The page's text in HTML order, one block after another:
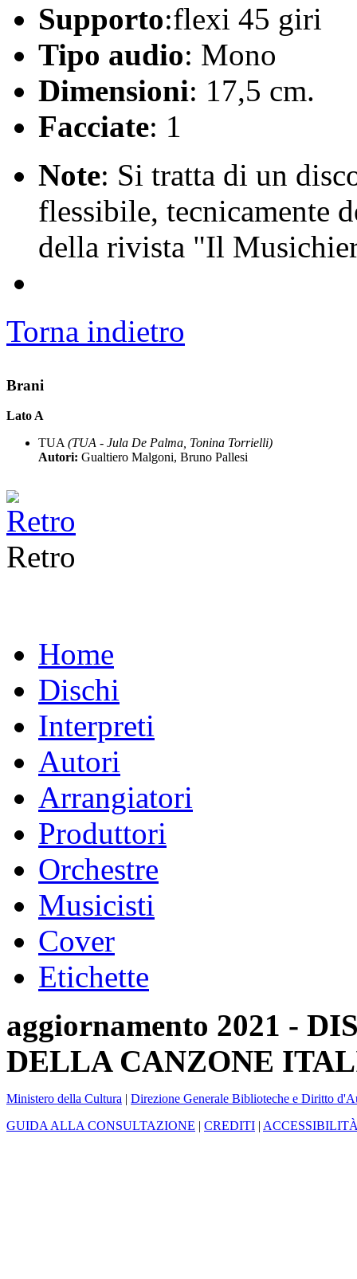
Supporto:flexi 45 giri
Tipo audio: Mono
Dimensioni: 17,5 cm.
Facciate: 1
Note: Si tratta di un
flessibile, tecnicamente
della rivista "Il
Torna indietro
Brani
Lato A
TUA (TUA - Jula De Palma, Tonina Torrielli)
Autori: Gualtiero Malgoni, Bruno Pallesi
Retro
Home
Dischi
Interpreti
Autori
Arrangiatori
Produttori
Orchestre
Musicisti
Cover
Etichette
aggiornamento 2021 -
DELLA CANZONE
Ministero della Cultura | Direzione Generale Biblioteche e Diritto
GUIDA ALLA CONSULTAZIONE | CREDITI |